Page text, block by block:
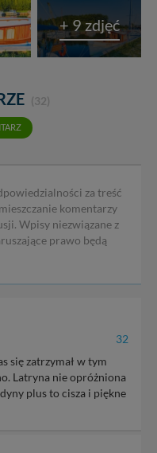
+ 9 zdjęć
(32)
za treść
komentarzy
Wpisy niezwiązane z
prawo będą
32
się zatrzymał w tym
Latryna nie opróżniona
plus to cisza i piękne